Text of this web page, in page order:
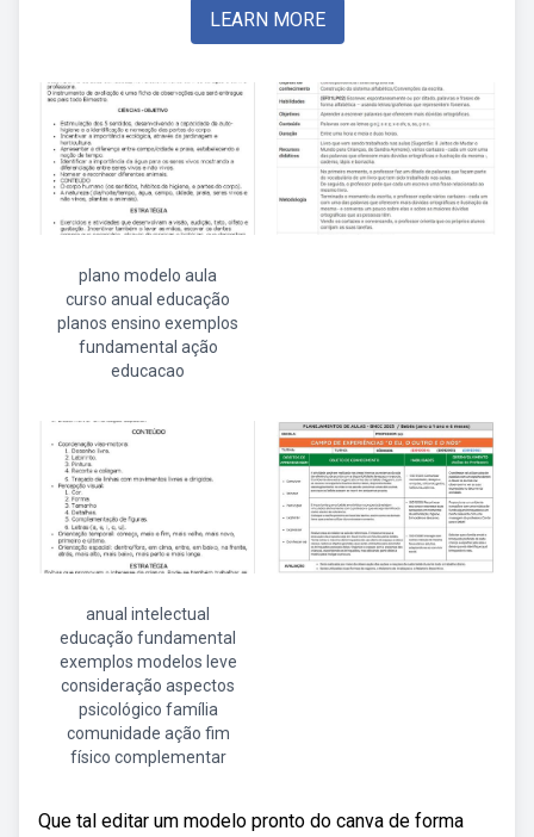
LEARN MORE
plano modelo aula
curso anual educação
planos ensino exemplos
fundamental ação
educacao
anual intelectual
educação fundamental
exemplos modelos leve
consideração aspectos
psicológico família
comunidade ação fim
físico complementar
Que tal editar um modelo pronto do canva de forma